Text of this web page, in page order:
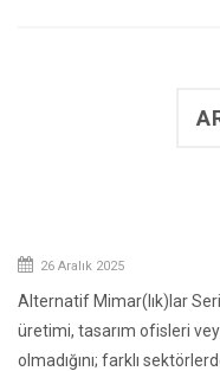
26 Aralık 2025
Alternatif Mimar(lık)lar
üretimi, tasarım ofisleri
olmadığını; farklı